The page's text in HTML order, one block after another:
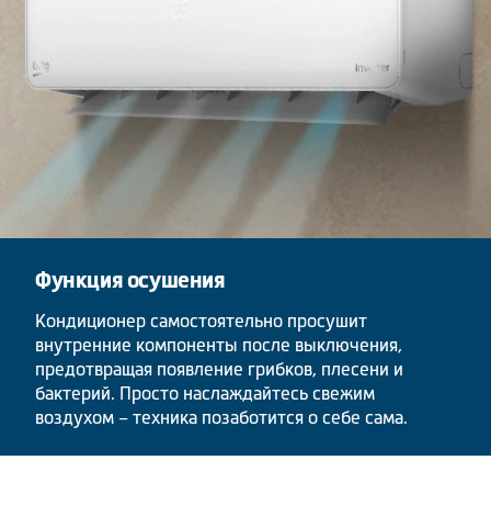
Функция осушения
Кондиционер самостоятельно просушит
внутренние компоненты после выключения,
предотвращая появление грибков, плесени и
бактерий. Просто наслаждайтесь свежим
воздухом – техника позаботится о себе сама.